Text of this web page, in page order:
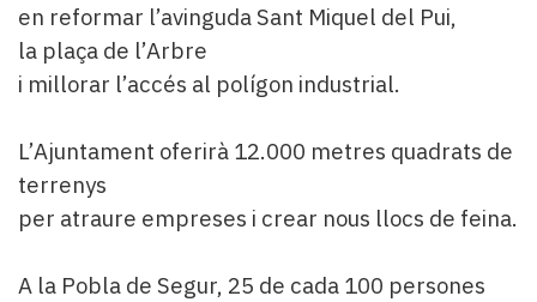
en reformar l’avinguda Sant Miquel del Pui,
la plaça de l’Arbre
i millorar l’accés al polígon industrial.
L’Ajuntament oferirà 12.000 metres quadrats de
terrenys
per atraure empreses i crear nous llocs de feina.
A la Pobla de Segur, 25 de cada 100 persones